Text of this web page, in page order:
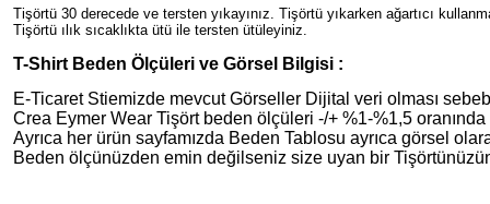
Tişörtü 30 derecede ve tersten yıkayınız. Tişörtü yıkarken ağartıcı
Tişörtü ılık sıcaklıkta ütü ile tersten ütüleyiniz.
T-Shirt Beden Ölçüleri ve Görsel Bilgisi :
E-Ticaret Stiemizde mevcut Görseller Dijital veri olması
Crea Eymer Wear Tişört beden ölçüleri -/+ %1-%1,5
Ayrıca her ürün sayfamızda Beden Tablosu ayrıca görsel
Beden ölçünüzden emin değilseniz size uyan bir